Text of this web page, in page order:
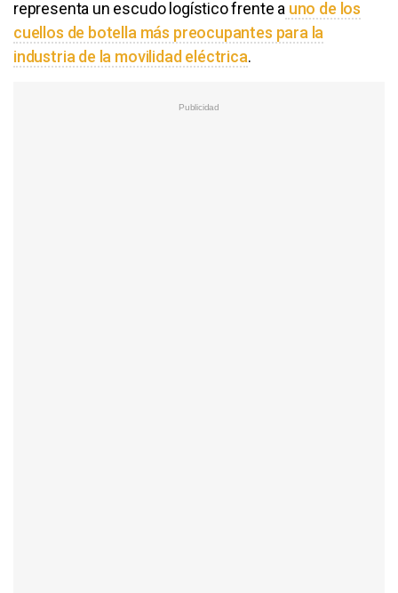
representa un escudo logístico frente a uno de los
cuellos de botella más preocupantes para la
industria de la movilidad eléctrica.